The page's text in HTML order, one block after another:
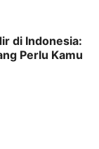
di Indonesia:
Perlu Kamu